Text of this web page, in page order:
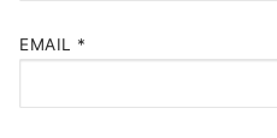
EMAIL *